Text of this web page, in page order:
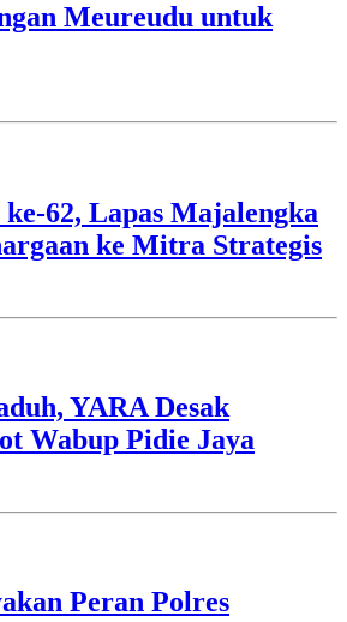
Meureudu untuk
62, Lapas Majalengka
ke Mitra Strategis
YARA Desak
Wabup Pidie Jaya
Peran Polres